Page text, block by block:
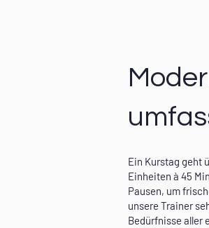
Ein Kurstag geht
Einheiten à 45
Pausen, um
unsere Trainer
Bedürfnisse aller